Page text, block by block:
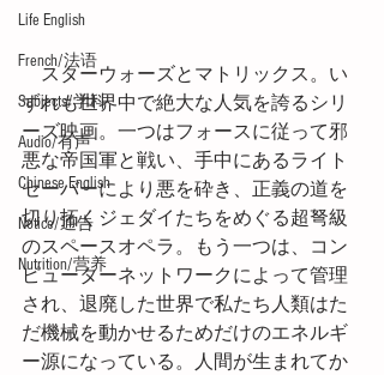
Life English
French/法语
Subjects/学科
Audio/有声
Chinese English
Notice/通告
Nutrition/营养
スターウォーズとマトリックス。い
ずれも世界中で絶大な人気を誇るシリ
ーズ映画。一つはフォースに従って邪
悪な帝国軍と戦い、手中にあるライト
セーバーにより悪を砕き、正義の道を
切り拓くジェダイたちをめぐる超弩級
のスペースオペラ。もう一つは、コン
ピューターネットワークによって管理
され、退廃した世界で私たち人類はた
だ機械を動かせるためだけのエネルギ
ー源になっている。人間が生まれてか